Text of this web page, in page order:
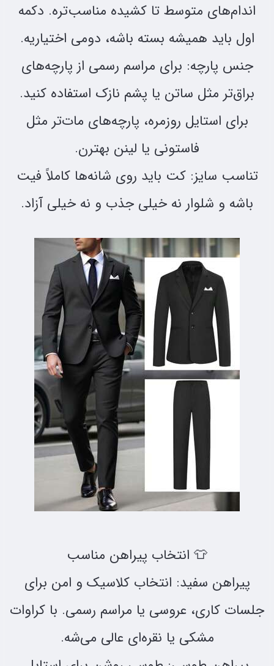
اندام‌های متوسط تا کشیده مناسب‌تره. دکمه
اول باید همیشه بسته باشه، دومی اختیاریه.
جنس پارچه: برای مراسم رسمی از پارچه‌های
براق‌تر مثل ساتن یا پشم نازک استفاده کنید.
برای استایل روزمره، پارچه‌های مات‌تر مثل
فاستونی یا لینن بهترن.
تناسب سایز: کت باید روی شانه‌ها کاملاً فیت
باشه و شلوار نه خیلی جذب و نه خیلی آزاد.
👕 انتخاب پیراهن مناسب
پیراهن سفید: انتخاب کلاسیک و امن برای
جلسات کاری، عروسی یا مراسم رسمی. با کراوات
مشکی یا نقره‌ای عالی می‌شه.